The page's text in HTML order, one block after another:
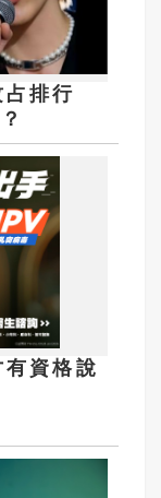
排行
資格說